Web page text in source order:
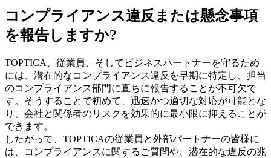
コンプライアンス違反または懸念事項
を報告しますか?
TOPTICA、従業員、そしてビジネスパートナーを守るため
には、潜在的なコンプライアンス違反を早期に特定し、担当
のコンプライアンス部門に直ちに報告することが不可欠で
す。そうすることで初めて、迅速かつ適切な対応が可能とな
り、会社と関係者のリスクを効果的に最小限に抑えることが
できます。
したがって、TOPTICAの従業員と外部パートナーの皆様に
は、コンプライアンスに関するご質問や、潜在的な違反の兆